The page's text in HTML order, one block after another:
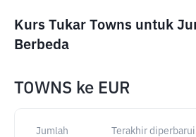
Kurs Tukar Towns untuk
Berbeda
TOWNS ke EUR
Jumlah Terakhir